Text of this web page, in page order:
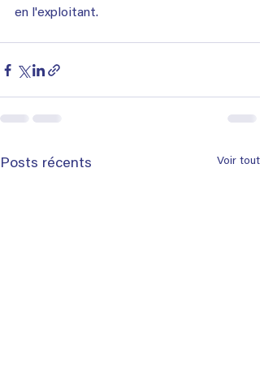
en l'exploitant.
Posts récents Voir tout